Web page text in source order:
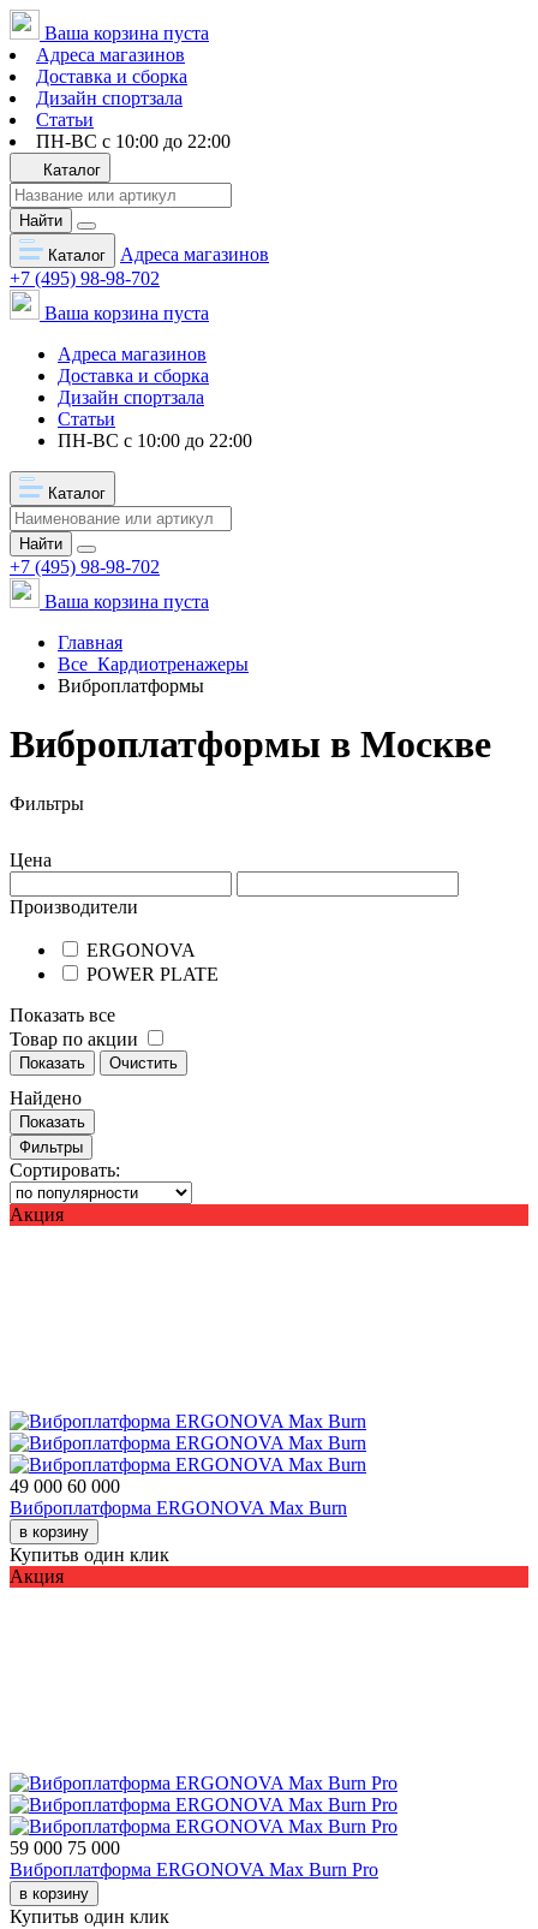
Ваша корзина пуста
Адреса магазинов
Доставка и сборка
Дизайн спортзала
Статьи
ПН-ВС с 10:00 до 22:00
Каталог
Найти
Каталог
Адреса магазинов
+7 (495) 98-98-702
Ваша корзина пуста
Адреса магазинов
Доставка и сборка
Дизайн спортзала
Статьи
ПН-ВС с 10:00 до 22:00
Каталог
Найти
+7 (495) 98-98-702
Ваша корзина пуста
Главная
Все Кардиотренажеры
Виброплатформы
Виброплатформы в Москве
Фильтры
Цена
Производители
ERGONOVA
POWER PLATE
Показать все
Товар по акции
Показать Очистить
Найдено
Показать
Фильтры
Сортировать:
Акция
49 000 60 000
Виброплатформа ERGONOVA Max Burn
в корзину
Купитьв один клик
Акция
59 000 75 000
Виброплатформа ERGONOVA Max Burn Pro
в корзину
Купитьв один клик